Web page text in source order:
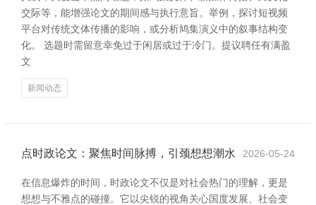
交际等，能增强论文的期间感与执行意旨。举例，探讨短视频
平台对传统文体传播的影响，或分析鸠集演义中的叙事结构变
化。 选题时需留意幸免过于闲居或过于冷门。提议聘任有满盈
文
新闻动态
点时政论文：聚焦时间脉搏，引颈想想潮水 2026-05-24
在信息爆炸的时间，时政论文不仅是对社会热门的理解，更是
想想与不雅点的碰撞。它以尖锐的视角关心国度发展、社会变